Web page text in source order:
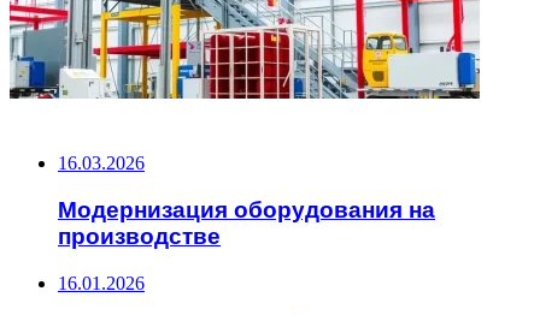
16.03.2026
Модернизация оборудования на
производстве
16.01.2026